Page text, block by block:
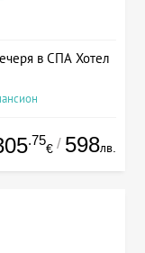
в СПА Хотел
.75
€ / 598лв.